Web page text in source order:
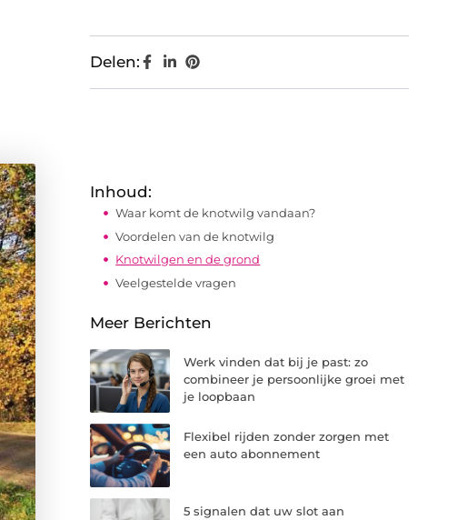
Delen:
Inhoud:
Waar komt de knotwilg vandaan?
Voordelen van de knotwilg
Knotwilgen en de grond
Veelgestelde vragen
Meer Berichten
Werk vinden dat bij je past: zo
combineer je persoonlijke groei met
je loopbaan
Flexibel rijden zonder zorgen met
een auto abonnement
5 signalen dat uw slot aan